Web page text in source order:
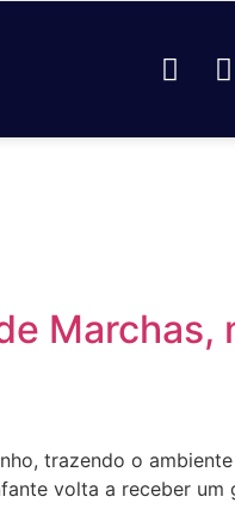
Marchas,
trazendo o
volta a receber um